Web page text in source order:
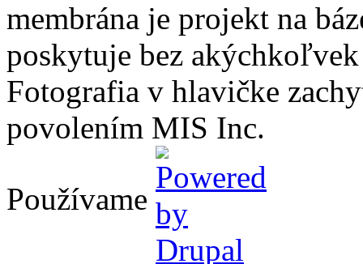
membrána je projekt na
poskytuje bez
Fotografia v hlavičke
povolením MIS Inc.
Používame